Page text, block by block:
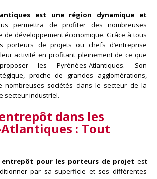
est une région dynamique et
permettra de profiter des nombreuses
de développement économique. Grâce à tous
porteurs de projets ou chefs d’entreprise
activité en profitant pleinement de ce que
les Pyrénées-Atlantiques. Son
proche de grandes agglomérations,
nombreuses sociétés dans le secteur de la
secteur industriel.
dans les
Atlantiques : Tout
entrepôt pour les porteurs de projet est
par sa superficie et ses différentes